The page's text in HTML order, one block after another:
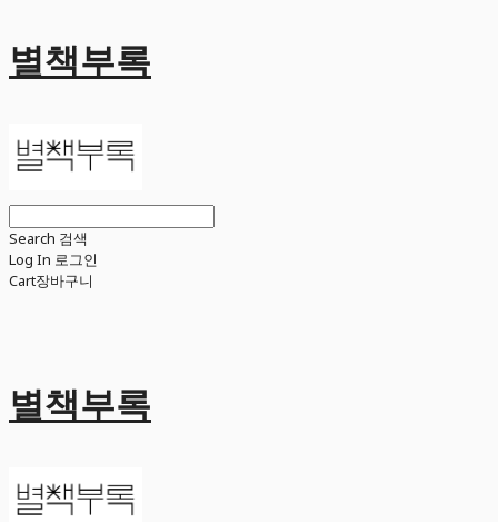
별책부록
Search 검색
Log In 로그인
Cart장바구니
별책부록